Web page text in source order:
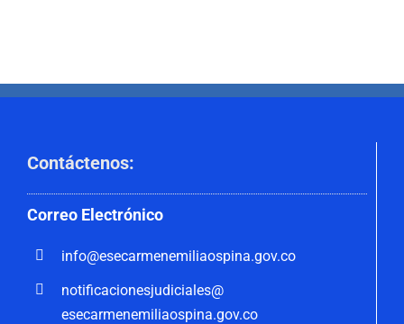
Contáctenos:
Correo Electrónico
info@esecarmenemiliaospina.gov.co
notificacionesjudiciales@
esecarmenemiliaospina.gov.co